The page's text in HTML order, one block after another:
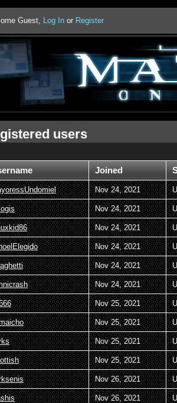
Guest, Log In or Register
users
Joined
Nov 24, 2021
Nov 24, 2021
Nov 24, 2021
Nov 24, 2021
Nov 24, 2021
Nov 24, 2021
Nov 25, 2021
Nov 25, 2021
Nov 25, 2021
Nov 25, 2021
Nov 26, 2021
Nov 26, 2021